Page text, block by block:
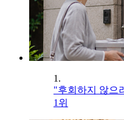
1.
"후회하지 않으
1위